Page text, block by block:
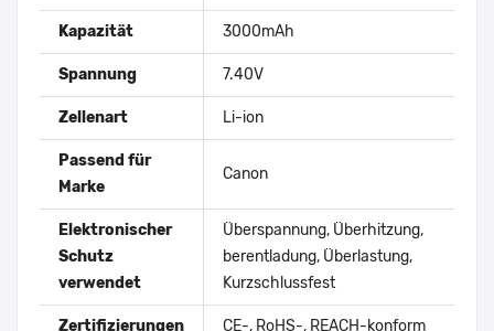
Kapazität 3000mAh
Spannung 7.40V
Zellenart Li-ion
Passend für
Marke
Canon
Elektronischer
Schutz
verwendet
Überspannung, Überhitzung,
berentladung, Überlastung,
Kurzschlussfest
Zertifizierungen
CE-, RoHS-, REACH-konform